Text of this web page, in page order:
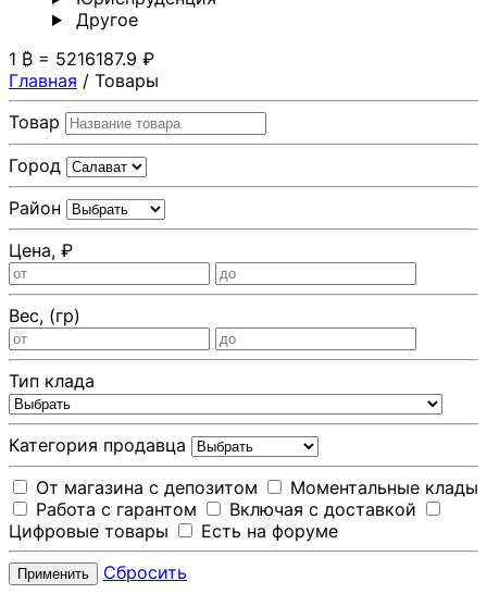
Другoе
1 ₿ = 5216187.9 ₽
Главная / Товары
Товар
Город
Район
Цена, ₽
Вес, (гр)
Тип клада
Категория продавца
От магазина с депозитом
Моментальные клады
Работа с гарантом
Включая с доставкой
Цифровые товары
Есть на форуме
Применить Сбросить